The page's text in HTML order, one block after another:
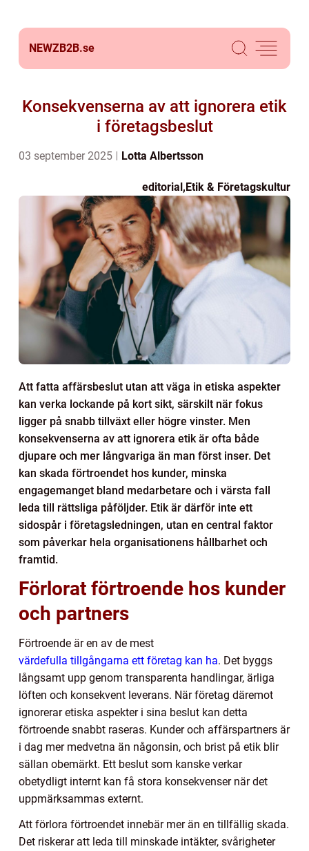
NEWZB2B.se
Konsekvenserna av att ignorera etik
i företagsbeslut
03 september 2025 Lotta Albertsson
editorial,Etik & Företagskultur
Att fatta affärsbeslut utan att väga in etiska aspekter
kan verka lockande på kort sikt, särskilt när fokus
ligger på snabb tillväxt eller högre vinster. Men
konsekvenserna av att ignorera etik är ofta både
djupare och mer långvariga än man först inser. Det
kan skada förtroendet hos kunder, minska
engagemanget bland medarbetare och i värsta fall
leda till rättsliga påföljder. Etik är därför inte ett
sidospår i företagsledningen, utan en central faktor
som påverkar hela organisationens hållbarhet och
framtid.
Förlorat förtroende hos kunder
och partners
Förtroende är en av de mest
värdefulla tillgångarna ett företag kan ha. Det byggs
långsamt upp genom transparenta handlingar, ärliga
löften och konsekvent leverans. När företag däremot
ignorerar etiska aspekter i sina beslut kan detta
förtroende snabbt raseras. Kunder och affärspartners är
i dag mer medvetna än någonsin, och brist på etik blir
sällan obemärkt. Ett beslut som kanske verkar
obetydligt internt kan få stora konsekvenser när det
uppmärksammas externt.
Att förlora förtroendet innebär mer än en tillfällig skada.
Det riskerar att leda till minskade intäkter, svårigheter